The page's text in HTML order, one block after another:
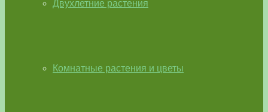
Двухлетние растения
Комнатные растения и цветы